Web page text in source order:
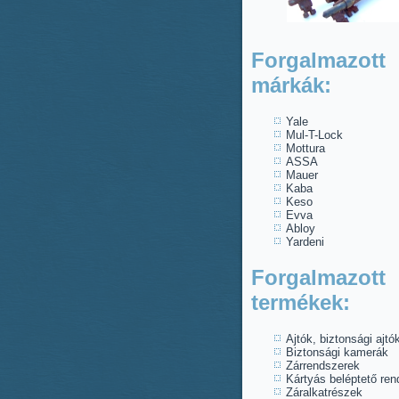
Forgalmazott
márkák:
Yale
Mul-T-Lock
Mottura
ASSA
Mauer
Kaba
Keso
Evva
Abloy
Yardeni
Forgalmazott
termékek:
Ajtók, biztonsági
Biztonsági kamerák
Zárrendszerek
Kártyás beléptető
Záralkatrészek